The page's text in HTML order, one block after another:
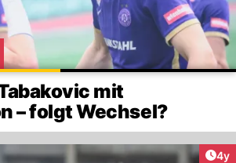
mit
– folgt Wechsel?
4y